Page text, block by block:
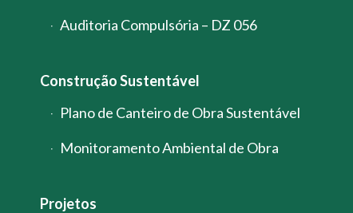
Auditoria Compulsória – DZ 056
Construção Sustentável
Plano de Canteiro de Obra Sustentável
Monitoramento Ambiental de Obra
Projetos